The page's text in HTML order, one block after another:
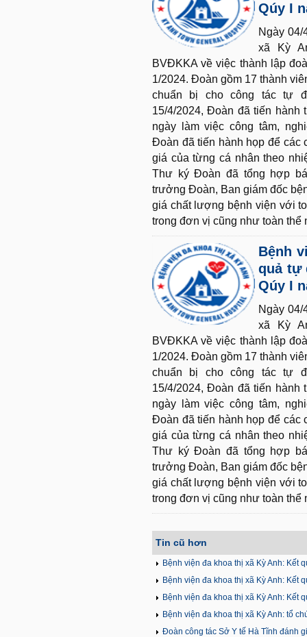
Qúy I
Ngày
xã Kỳ
BVĐKKA về việc thành lập
1/2024. Đoàn gồm 17 thành
chuẩn bị cho công tác tự
15/4/2024, Đoàn đã tiến
ngày làm việc công tâm,
Đoàn đã tiến hành họp để các
giá của từng cá nhân theo
Thư ký Đoàn đã tổng hợp
trưởng Đoàn, Ban giám đốc
giá chất lượng bệnh viện với
trong đơn vị cũng như toàn
Bệnh
quả tự
Qúy I
Ngày
xã Kỳ
BVĐKKA về việc thành lập
1/2024. Đoàn gồm 17 thành
chuẩn bị cho công tác tự
15/4/2024, Đoàn đã tiến
ngày làm việc công tâm,
Đoàn đã tiến hành họp để các
giá của từng cá nhân theo
Thư ký Đoàn đã tổng hợp
trưởng Đoàn, Ban giám đốc
giá chất lượng bệnh viện với
trong đơn vị cũng như toàn
Tin cũ hơn
Bệnh viện đa khoa thị xã Kỳ Anh: Kết
Bệnh viện đa khoa thị xã Kỳ Anh: Kết
Bệnh viện đa khoa thị xã Kỳ Anh: Kết
Bệnh viện đa khoa thị xã Kỳ Anh: tổ
Đoàn công tác Sở Y tế Hà Tĩnh đánh